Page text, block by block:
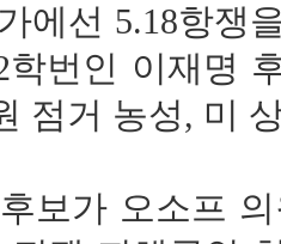
에선 5.18항쟁
번인 이재명
점거 농성, 미
보가 오소프